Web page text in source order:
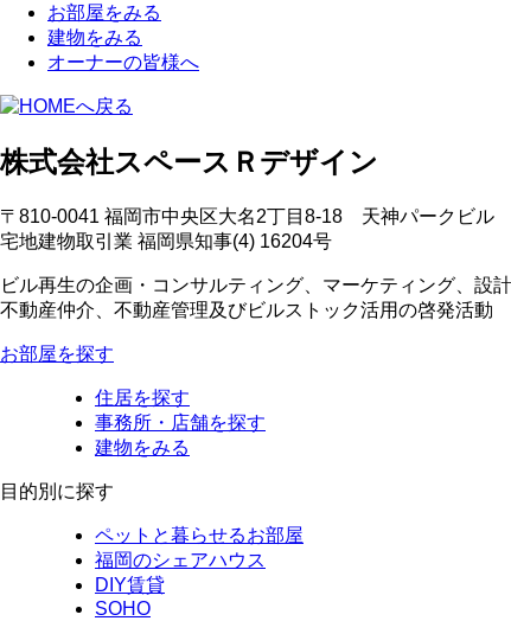
お部屋をみる
建物をみる
オーナーの皆様へ
株式会社スペースＲデザイン
〒810-0041 福岡市中央区大名2丁目8-18 天神パークビル
宅地建物取引業 福岡県知事(4) 16204号
ビル再生の企画・コンサルティング、マーケティング、設
不動産仲介、不動産管理及びビルストック活用の啓発活動
お部屋を探す
住居を探す
事務所・店舗を探す
建物をみる
目的別に探す
ペットと暮らせるお部屋
福岡のシェアハウス
DIY賃貸
SOHO